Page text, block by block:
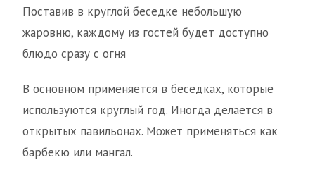
Поставив в круглой беседке небольшую
жаровню, каждому из гостей будет доступно
блюдо сразу с огня
В основном применяется в беседках, которые
используются круглый год. Иногда делается в
открытых павильонах. Может применяться как
барбекю или мангал.